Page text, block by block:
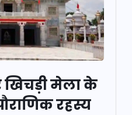
खिचड़ी मेला के
रहस्य